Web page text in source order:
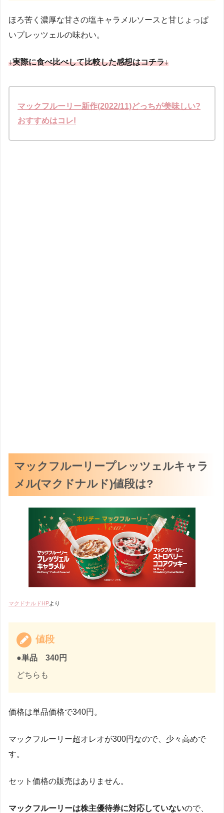
ほろ苦く濃厚な甘さの塩キャラメルソースと甘じょっぱ
いプレッツェルの味わい。
↓実際に食べ比べして比較した感想はコチラ↓
マックフルーリー新作(2022/11)どっちが美味しい?
おすすめはコレ!
マックフルーリープレッツェルキャラ
メル(マクドナルド)値段は?
マクドナルドHPより
値段
●単品 340円
どちらも
価格は単品価格で340円。
マックフルーリー超オレオが300円なので、少々高めで
す。
セット価格の販売はありません。
マックフルーリーは株主優待券に対応していないので、